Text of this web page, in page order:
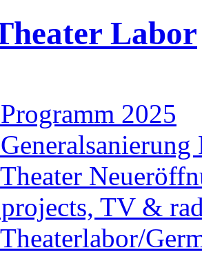
Labor
2025
TV &